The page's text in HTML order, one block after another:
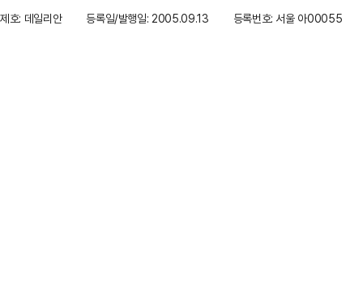
제호: 데일리안
등록일/발행일: 2005.09.13 등록번호: 서울 아00055